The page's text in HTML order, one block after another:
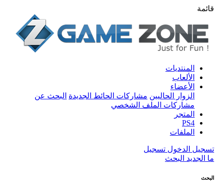
قائمة
المنتديات
الألعاب
الأعضاء
الزوار الحاليين مشاركات الحائط الجديدة البحث عن
مشاركات الملف الشخصي
المتجر
PS4
الملفات
تسجيل الدخول تسجيل
ما الجديد البحث
البحث